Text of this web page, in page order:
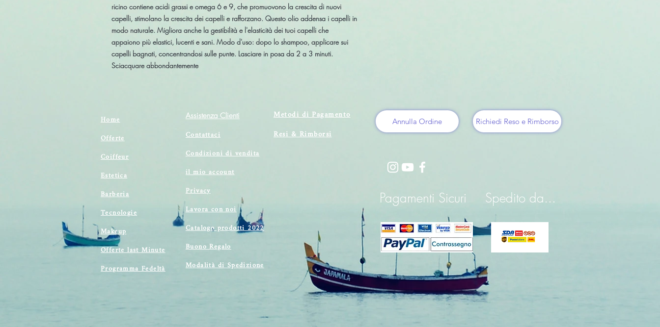
ricino contiene acidi grassi e omega 6 e 9, che promuovono la crescita di nuovi
capelli, stimolano la crescita dei capelli e rafforzano. Questo olio addensa i capelli in
modo naturale. Migliora anche la gestibilità e l'elasticità dei tuoi capelli che
appaiono più elastici, lucenti e sani. Modo d'uso: dopo lo shampoo, applicare sui
capelli bagnati, concentrandosi sulle punte. Lasciare in posa da 2 a 3 minuti.
Sciacquare abbondantemente
Home
Offerte
Coiffeur
Estetica
Barberia
Tecnologie
Makeup
Offerte last Minute
Programma Fedeltà
Assistenza Clienti
Contattaci
Condizioni di vendita
il mio account
Privacy
Lavora con noi
Catalogo prodotti 2022
Buono Regalo
Modalità di Spedizione
Metodi di Pagamento
Resi & Rimborsi
Annulla Ordine Richiedi Reso e Rimborso
Pagamenti Sicuri Spedito da...